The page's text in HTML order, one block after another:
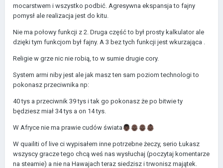
mocarstwem i wszystko podbić. Agresywna ekspansja to fajny
pomysł ale realizacja jest do kitu.
Nie ma połowy funkcji z 2. Druga część to był prosty kalkulator ale
dzięki tym funkcjom był fajny. A 3 bez tych funkcji jest wkurzająca .
Religie w grze nic nie robią, to w sumie drugie cory.
System armi niby jest ale jak masz ten sam poziom technologi to
pokonasz przeciwnika np:
40 tys a przeciwnik 39 tys i tak go pokonasz że po bitwie ty
będziesz miał 34 tys a on 14 tys.
W Afryce nie ma prawie cudów świata 👨🏿 👴🏿 👴🏿 👶🏿
W quailiti of live ci wypisałem inne potrzebne żeczy, serio Łukasz
wszyscy gracze tego chcą weś nas wysłuchaj (poczytaj komentarze
na steamie) a nie na Hawajach teraz siedzisz i trwonisz majątek.